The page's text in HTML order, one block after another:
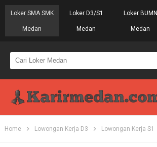
Loker SMA SMK
Medan
Loker D3/S1
Medan
Loker BUMN
Medan
Home Lowongan Kerja D3 Lowongan Kerja S1